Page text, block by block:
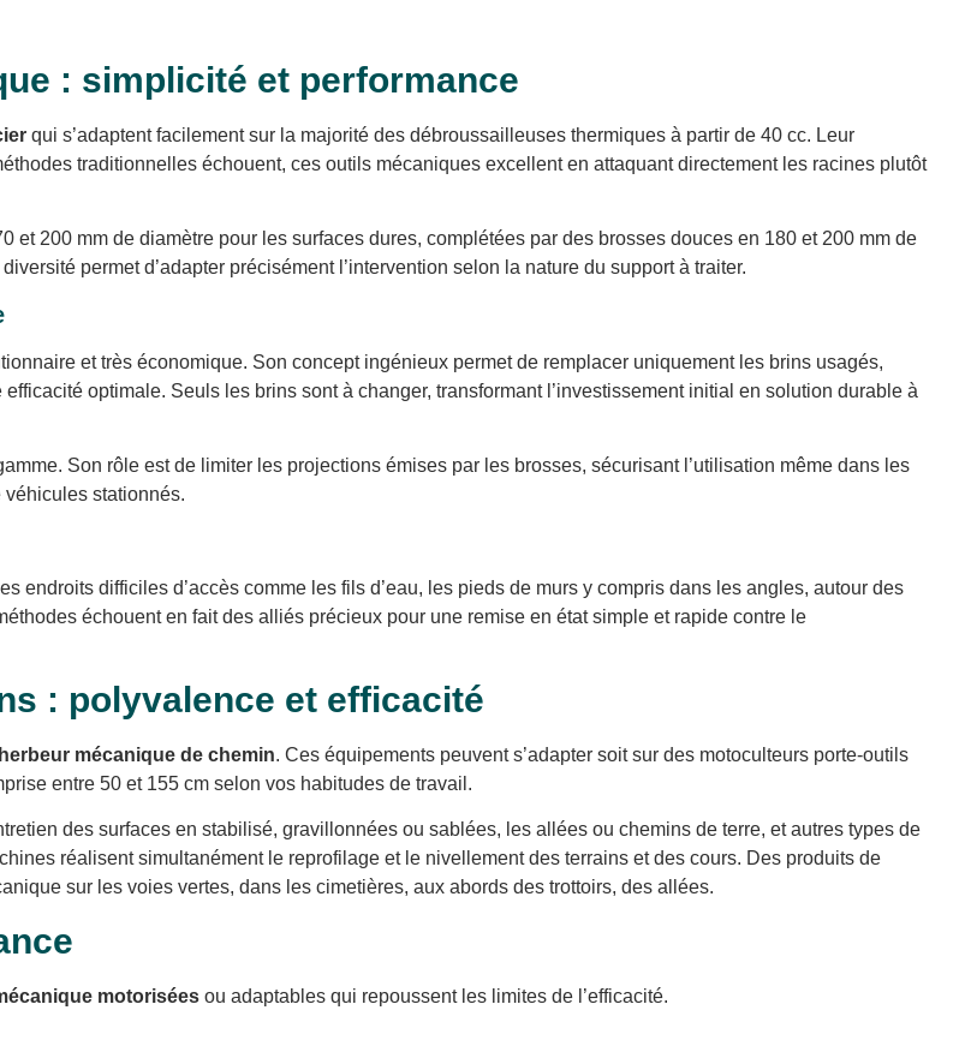
: simplicité et performance
qui s’adaptent facilement sur la majorité des débroussailleuses thermiques à partir de 40 cc. Leur
traditionnelles échouent, ces outils mécaniques excellent en attaquant directement les racines plutôt
et 200 mm de diamètre pour les surfaces dures, complétées par des brosses douces en 180 et 200 mm de
permet d’adapter précisément l’intervention selon la nature du support à traiter.
et très économique. Son concept ingénieux permet de remplacer uniquement les brins usagés,
optimale. Seuls les brins sont à changer, transformant l’investissement initial en solution durable à
Son rôle est de limiter les projections émises par les brosses, sécurisant l’utilisation même dans les
stationnés.
endroits difficiles d’accès comme les fils d’eau, les pieds de murs y compris dans les angles, autour des
échouent en fait des alliés précieux pour une remise en état simple et rapide contre le
: polyvalence et efficacité
mécanique de chemin. Ces équipements peuvent s’adapter soit sur des motoculteurs porte-outils
entre 50 et 155 cm selon vos habitudes de travail.
des surfaces en stabilisé, gravillonnées ou sablées, les allées ou chemins de terre, et autres types de
réalisent simultanément le reprofilage et le nivellement des terrains et des cours. Des produits de
sur les voies vertes, dans les cimetières, aux abords des trottoirs, des allées.
motorisées ou adaptables qui repoussent les limites de l’efficacité.